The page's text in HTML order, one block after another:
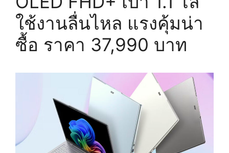
ใช้งานลื่นไหล แรงคุ้มน่า
ซื้อ ราคา 37,990 บาท